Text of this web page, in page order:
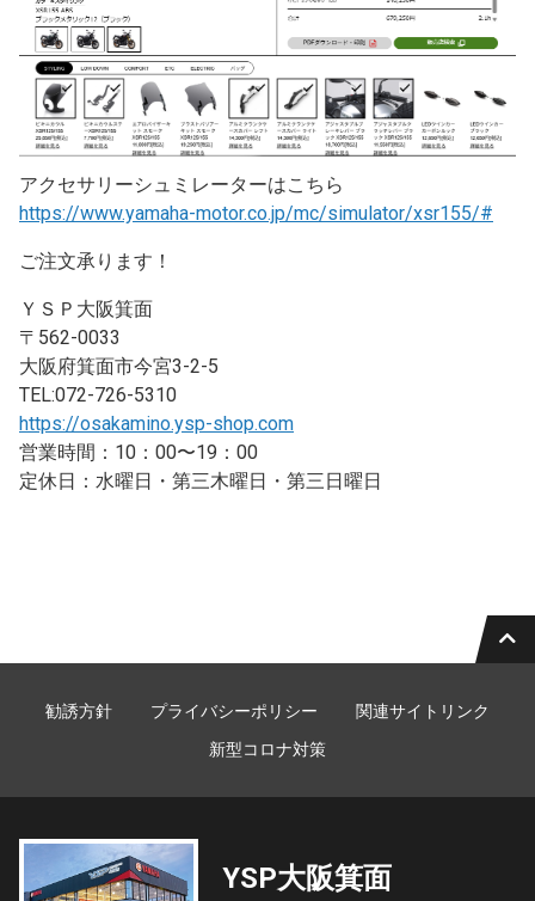
アクセサリーシュミレーターはこちら
https://www.yamaha-motor.co.jp/mc/simulator/xsr155/#
ご注文承ります！
ＹＳＰ大阪箕面
〒562-0033
大阪府箕面市今宮3-2-5
TEL:072-726-5310
https://osakamino.ysp-shop.com
営業時間：10：00〜19：00
定休日：水曜日・第三木曜日・第三日曜日
勧誘方針 プライバシーポリシー
関連サイトリンク
新型コロナ対策
YSP大阪箕面